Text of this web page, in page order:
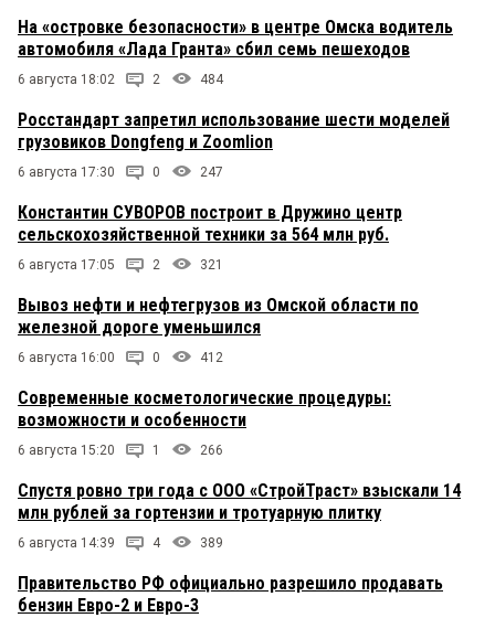
На «островке безопасности» в центре Омска водитель
автомобиля «Лада Гранта» сбил семь пешеходов
6 августа 18:02 2 484
Росстандарт запретил использование шести моделей
грузовиков Dongfeng и Zoomlion
6 августа 17:30 0 247
Константин СУВОРОВ построит в Дружино центр
сельскохозяйственной техники за 564 млн руб.
6 августа 17:05 2 321
Вывоз нефти и нефтегрузов из Омской области по
железной дороге уменьшился
6 августа 16:00 0 412
Современные косметологические процедуры:
возможности и особенности
6 августа 15:20 1 266
Спустя ровно три года с ООО «СтройТраст» взыскали 14
млн рублей за гортензии и тротуарную плитку
6 августа 14:39 4 389
Правительство РФ официально разрешило продавать
бензин Евро-2 и Евро-3